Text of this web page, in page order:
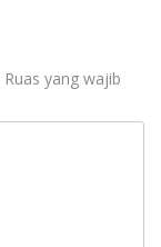
Ruas yang wajib